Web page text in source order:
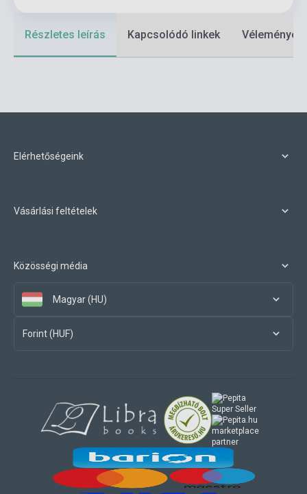
Részletes leírás Kapcsolódó linkek Vélemények
Elérhetőségeink
Vásárlási feltételek
Közösségi média
Magyar (HU)
Forint (HUF)
marketplace
partner